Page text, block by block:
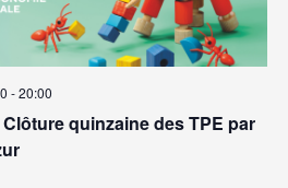
quinzaine des TPE par
-20:00